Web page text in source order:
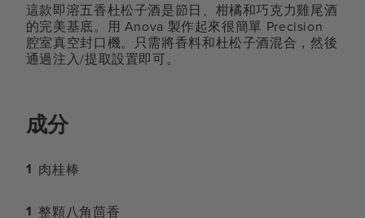
這款即溶五香杜松子酒是節日、柑橘和巧克力雞尾酒
的完美基底。用 Anova 製作起來很簡單 Precision
腔室真空封口機。只需將香料和杜松子酒混合，然後
通過注入/提取設置即可。
成分
1 肉桂棒
1 整顆八角茴香